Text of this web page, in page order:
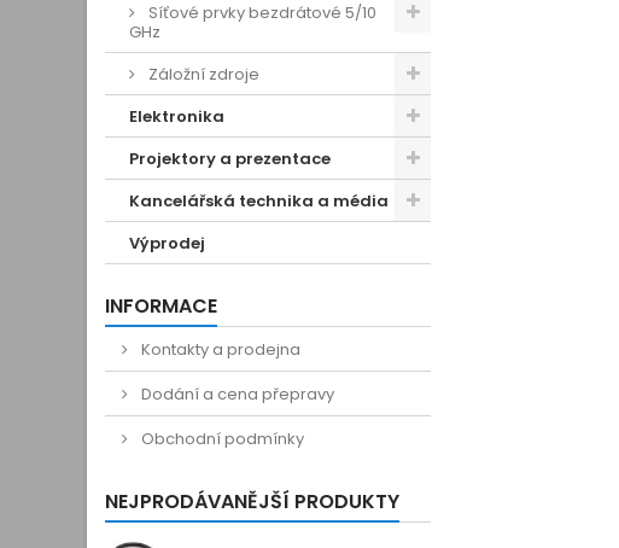
Síťové prvky bezdrátové 5/10
GHz
Záložní zdroje
Elektronika
Projektory a prezentace
Kancelářská technika a média
Výprodej
INFORMACE
Kontakty a prodejna
Dodání a cena přepravy
Obchodní podmínky
NEJPRODÁVANĚJŠÍ PRODUKTY